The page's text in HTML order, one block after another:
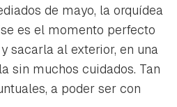
de mayo, la orquídea
es el momento perfecto
y sacarla al exterior, en una
sin muchos cuidados. Tan
a poder ser con